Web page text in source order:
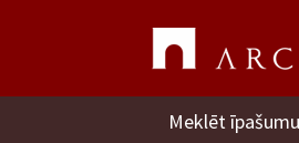
Meklēt īpašumu